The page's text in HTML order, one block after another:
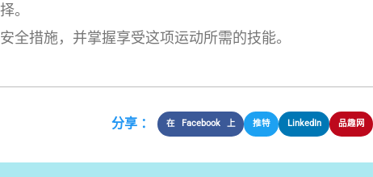
。
全措施，并掌握享受这项运动所需的技能。
分享 ： 在 Facebook 上 推特 LinkedIn 品趣网